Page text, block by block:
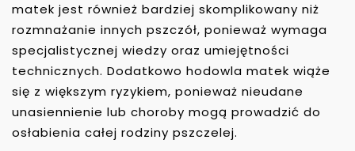
matek jest również bardziej skomplikowany niż
rozmnażanie innych pszczół, ponieważ wymaga
specjalistycznej wiedzy oraz umiejętności
technicznych. Dodatkowo hodowla matek wiąże
się z większym ryzykiem, ponieważ nieudane
unasiennienie lub choroby mogą prowadzić do
osłabienia całej rodziny pszczelej.